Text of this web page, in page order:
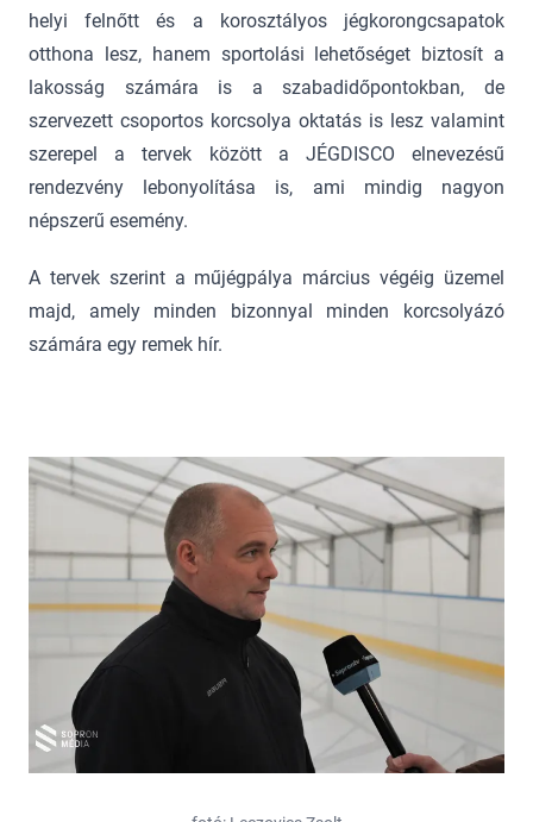
helyi felnőtt és a korosztályos jégkorongcsapatok
otthona lesz, hanem sportolási lehetőséget biztosít a
lakosság számára is a szabadidőpontokban, de
szervezett csoportos korcsolya oktatás is lesz valamint
szerepel a tervek között a JÉGDISCO elnevezésű
rendezvény lebonyolítása is, ami mindig nagyon
népszerű esemény.
A tervek szerint a műjégpálya március végéig üzemel
majd, amely minden bizonnyal minden korcsolyázó
számára egy remek hír.